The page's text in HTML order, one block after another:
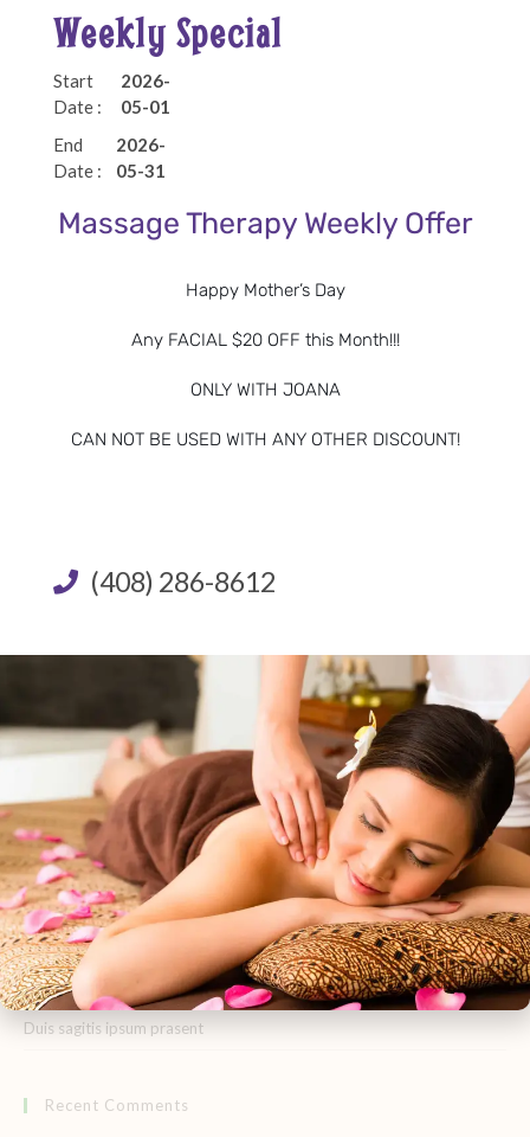
Recent Posts
Hello world!
Velusce suscipit quis luctus
Sociosqu ad litora torquent
Tortor neque adpiscing diam
Duis sagitis ipsum prasent
Recent Comments
Weekly Special
Start
Date :
2026-
05-01
End
Date :
2026-
05-31
Massage Therapy Weekly Offer
Happy Mother’s Day
Any FACIAL $20 OFF this Month!!!
ONLY WITH JOANA
CAN NOT BE USED WITH ANY OTHER DISCOUNT!
(408) 286-8612